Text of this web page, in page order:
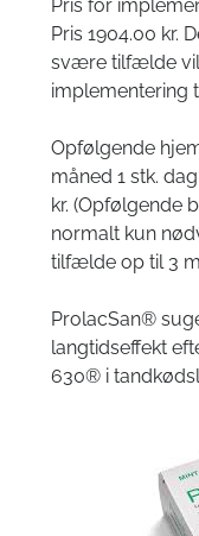
Pris for
Pris 1904.00 kr.
svære tilfælde vil
implementering
Opfølgende
måned 1 stk.
kr. (Opfølgende
normalt kun
tilfælde op til 3
ProlacSan®
langtidseffekt
630® i